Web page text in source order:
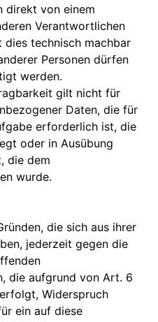
direkt von einem
Verantwortlichen
technisch machbar
Personen dürfen
werden.
gilt nicht für
Daten, die für
erforderlich ist, die
oder in Ausübung
die dem
wurde.
die sich aus ihrer
jederzeit gegen die
die aufgrund von Art. 6
Widerspruch
ein auf diese